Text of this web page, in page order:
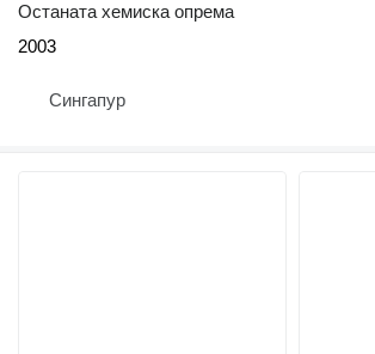
Останата хемиска опрема
2003
Сингапур